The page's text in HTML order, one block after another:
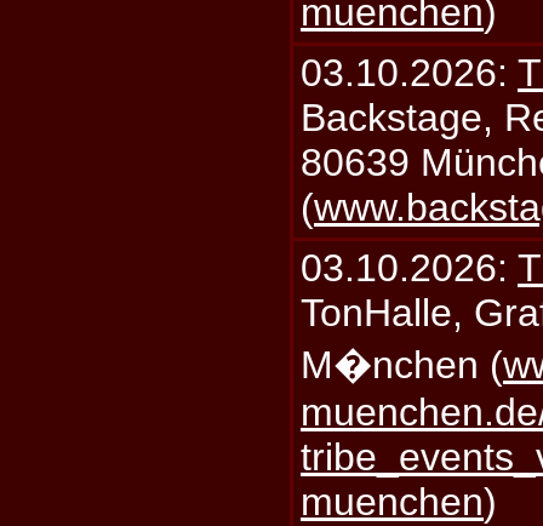
muenchen)
03.10.2026:
Backstage,
80639
(
03.10.2026:
TonHalle,
M�nchen (
muenchen)